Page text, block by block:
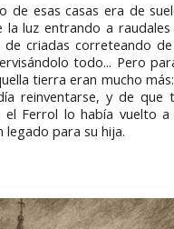
de esas casas era de
la luz entrando a
de criadas correteando
todo... Pero
tierra eran mucho
reinventarse, y de que
el Ferrol lo había vuelto a
legado para su hija.